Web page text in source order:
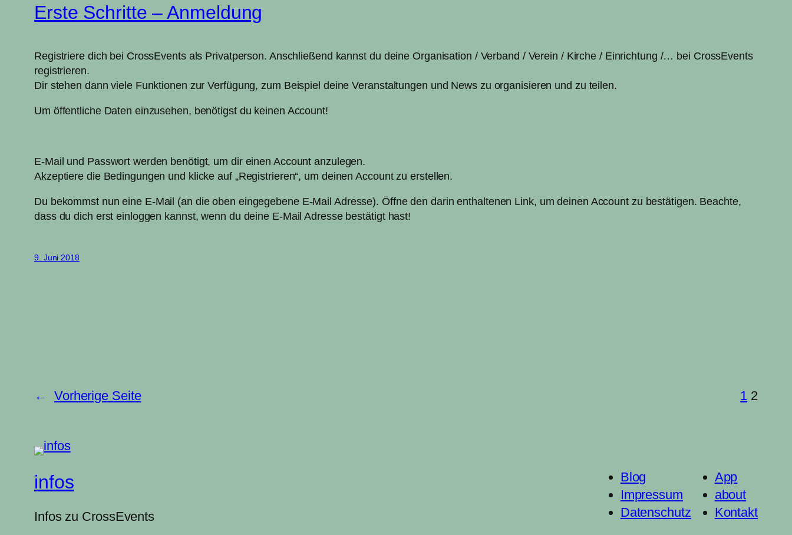
Erste Schritte – Anmeldung
Registriere dich bei CrossEvents als Privatperson. Anschließend kannst du deine Organisation / Verband / Verein / Kirche / Einrichtung /… bei CrossEvents
registrieren.
Dir stehen dann viele Funktionen zur Verfügung, zum Beispiel deine Veranstaltungen und News zu organisieren und zu teilen.
Um öffentliche Daten einzusehen, benötigst du keinen Account!
E-Mail und Passwort werden benötigt, um dir einen Account anzulegen.
Akzeptiere die Bedingungen und klicke auf „Registrieren“, um deinen Account zu erstellen.
Du bekommst nun eine E-Mail (an die oben eingegebene E-Mail Adresse). Öffne den darin enthaltenen Link, um deinen Account zu bestätigen. Beachte,
dass du dich erst einloggen kannst, wenn du deine E-Mail Adresse bestätigt hast!
9. Juni 2018
← Vorherige Seite 1 2
infos
Infos zu CrossEvents
Blog
Impressum
Datenschutz
App
about
Kontakt